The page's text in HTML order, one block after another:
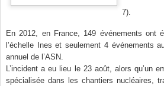
7).
En 2012, en France, 149 événements ont
l’échelle Ines et seulement 4 événements
annuel de l’ASN.
L’incident a eu lieu le 23 août, alors qu’un
spécialisée dans les chantiers nucléaires,